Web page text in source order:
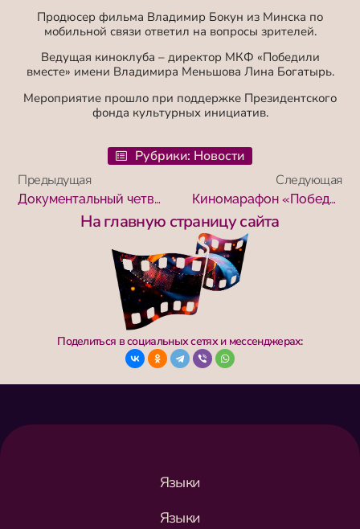
Продюсер фильма Владимир Бокун из Минска по
мобильной связи ответил на вопросы зрителей.
Ведущая киноклуба – директор МКФ «Победили
вместе» имени Владимира Меньшова Лина Богатырь.
Мероприятие прошло при поддержке Президентского
фонда культурных инициатив.
Рубрики: Новости
Предыдущая
Документальный четверг в библиотеке имени Тургенева
Следующая
Киномарафон «Победили вместе» пройдет в Казани
На главную страницу сайта
Поделиться в социальных сетях и мессенджерах:
Языки
Языки